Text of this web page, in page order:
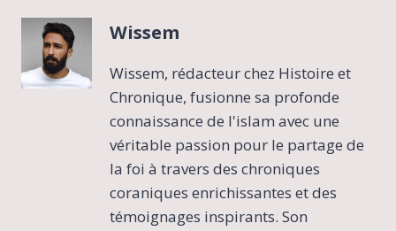
Wissem
Wissem, rédacteur chez Histoire et
Chronique, fusionne sa profonde
connaissance de l'islam avec une
véritable passion pour le partage de
la foi à travers des chroniques
coraniques enrichissantes et des
témoignages inspirants. Son